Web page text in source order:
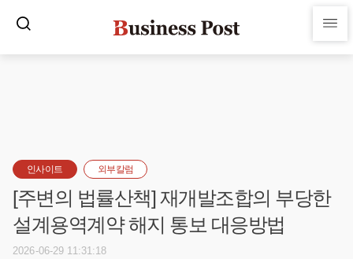
인사이트 외부칼럼
[주변의 법률산책] 재개발조합의 부당한
설계용역계약 해지 통보 대응방법
2026-06-29 11:31:18